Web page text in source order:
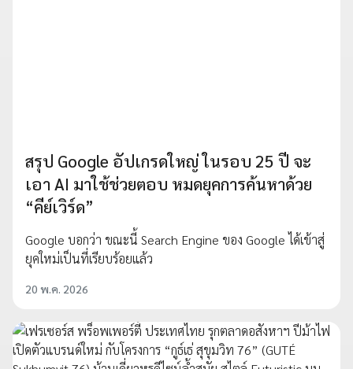
สรุป Google อัปเกรดใหญ่ ในรอบ 25 ปี จะ
เอา AI มาใช้ช่วยตอบ หมดยุคการค้นหาด้วย
“คีย์เวิร์ด”
Google บอกว่า ขณะนี้ Search Engine ของ Google ได้เข้าสู่
ยุคใหม่เป็นที่เรียบร้อยแล้ว
20 พ.ค. 2026